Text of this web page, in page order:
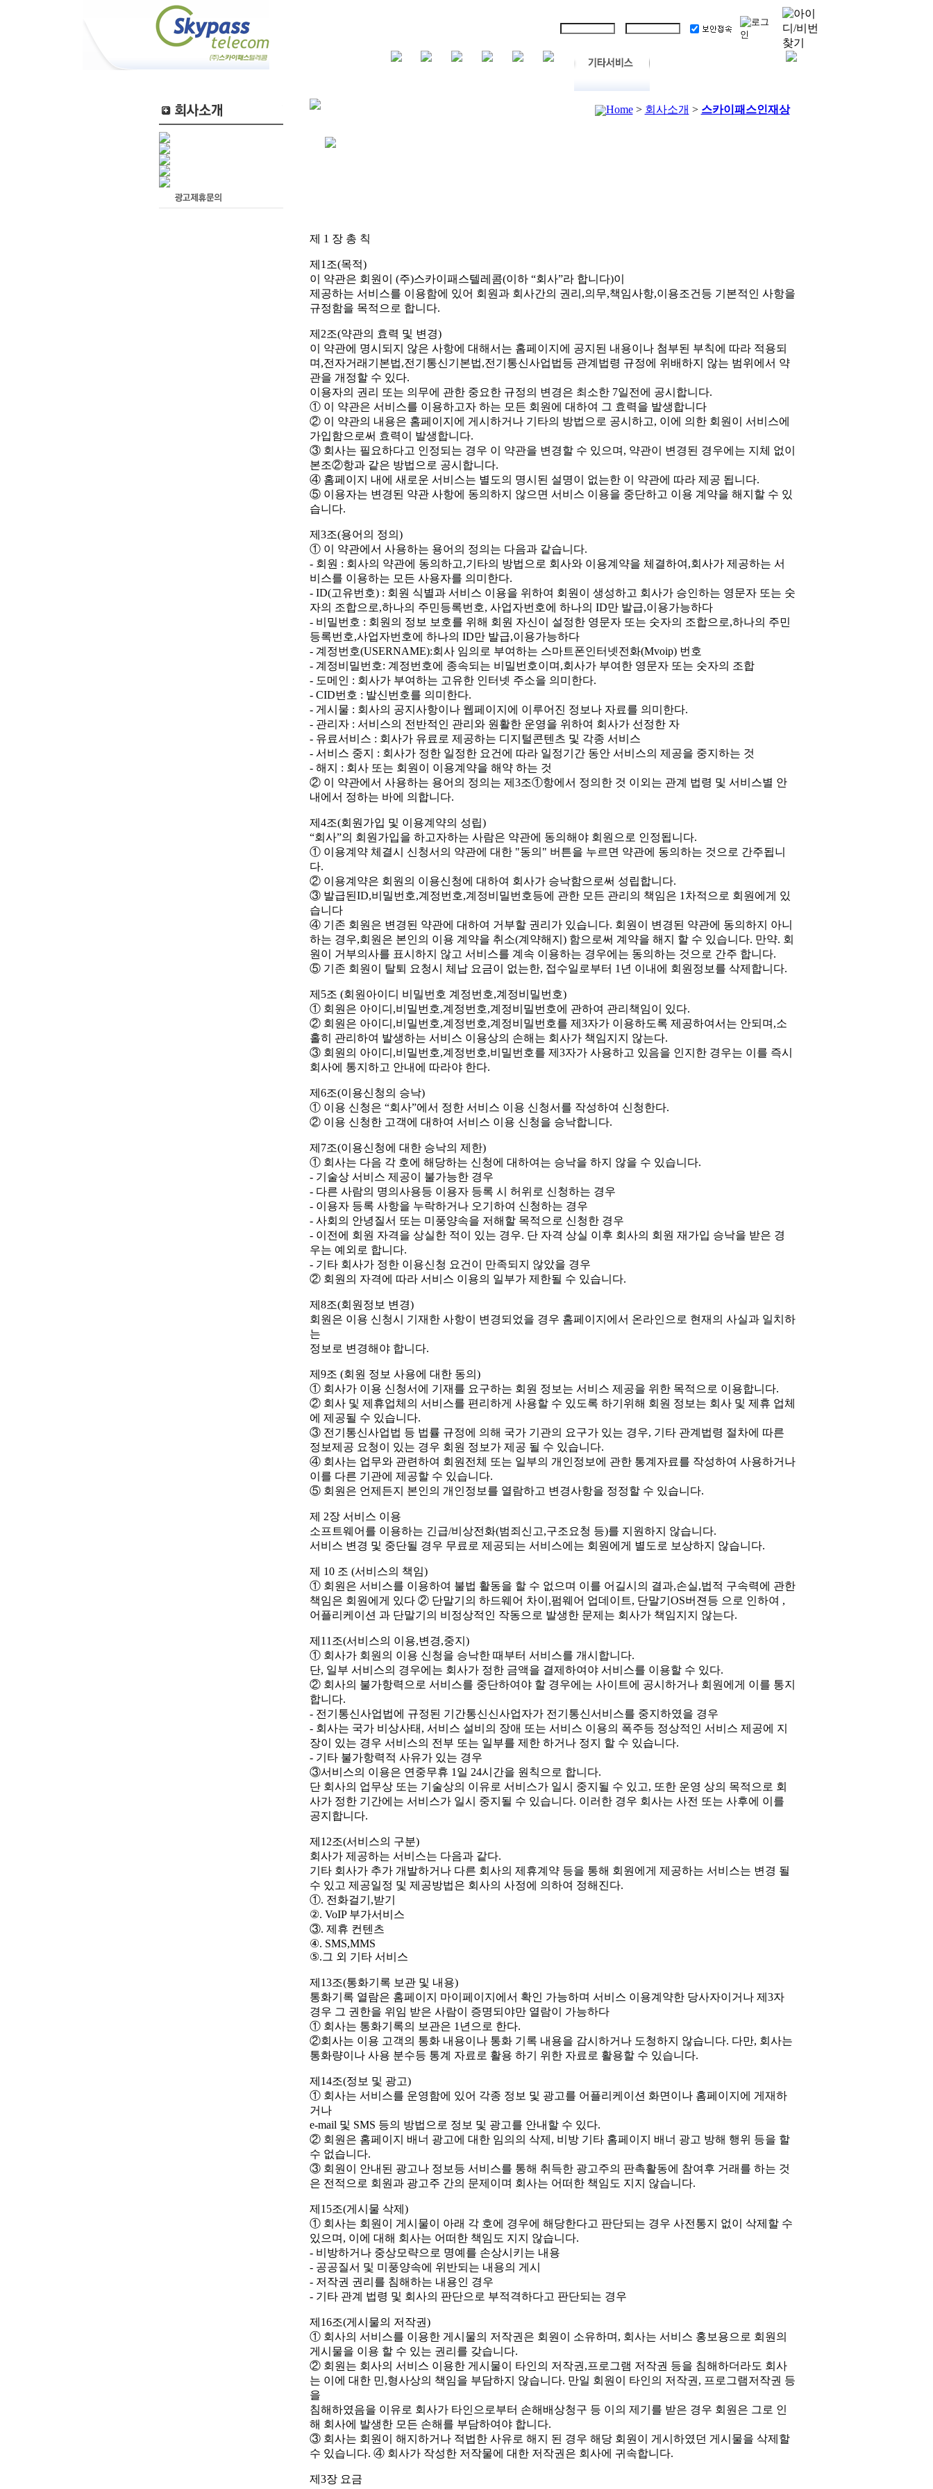
Home> 회사소개 > 스카이패스인재상
제 1 장 총 칙
제1조(목적)
이 약관은 회원이 (주)스카이패스텔레콤(이하 “회사”라 합니다)이
제공하는 서비스를 이용함에 있어 회원과 회사간의 권리,의무,책임사항,이용조건등 기본적인 사항을
규정함을 목적으로 합니다.
제2조(약관의 효력 및 변경)
이 약관에 명시되지 않은 사항에 대해서는 홈페이지에 공지된 내용이나 첨부된 부칙에 따라 적용되
며,전자거래기본법,전기통신기본법,전기통신사업법등 관계법령 규정에 위배하지 않는 범위에서 약
관을 개정할 수 있다.
이용자의 권리 또는 의무에 관한 중요한 규정의 변경은 최소한 7일전에 공시합니다.
① 이 약관은 서비스를 이용하고자 하는 모든 회원에 대하여 그 효력을 발생합니다
② 이 약관의 내용은 홈페이지에 게시하거나 기타의 방법으로 공시하고, 이에 의한 회원이 서비스에
가입함으로써 효력이 발생합니다.
③ 회사는 필요하다고 인정되는 경우 이 약관을 변경할 수 있으며, 약관이 변경된 경우에는 지체 없이
본조②항과 같은 방법으로 공시합니다.
④ 홈페이지 내에 새로운 서비스는 별도의 명시된 설명이 없는한 이 약관에 따라 제공 됩니다.
⑤ 이용자는 변경된 약관 사항에 동의하지 않으면 서비스 이용을 중단하고 이용 계약을 해지할 수 있
습니다.
제3조(용어의 정의)
① 이 약관에서 사용하는 용어의 정의는 다음과 같습니다.
- 회원 : 회사의 약관에 동의하고,기타의 방법으로 회사와 이용계약을 체결하여,회사가 제공하는 서
비스를 이용하는 모든 사용자를 의미한다.
- ID(고유번호) : 회원 식별과 서비스 이용을 위하여 회원이 생성하고 회사가 승인하는 영문자 또는 숫
자의 조합으로,하나의 주민등록번호, 사업자번호에 하나의 ID만 발급,이용가능하다
- 비밀번호 : 회원의 정보 보호를 위해 회원 자신이 설정한 영문자 또는 숫자의 조합으로,하나의 주민
등록번호,사업자번호에 하나의 ID만 발급,이용가능하다
- 계정번호(USERNAME):회사 임의로 부여하는 스마트폰인터넷전화(Mvoip) 번호
- 계정비밀번호: 계정번호에 종속되는 비밀번호이며,회사가 부여한 영문자 또는 숫자의 조합
- 도메인 : 회사가 부여하는 고유한 인터넷 주소을 의미한다.
- CID번호 : 발신번호를 의미한다.
- 게시물 : 회사의 공지사항이나 웹페이지에 이루어진 정보나 자료를 의미한다.
- 관리자 : 서비스의 전반적인 관리와 원활한 운영을 위하여 회사가 선정한 자
- 유료서비스 : 회사가 유료로 제공하는 디지털콘텐츠 및 각종 서비스
- 서비스 중지 : 회사가 정한 일정한 요건에 따라 일정기간 동안 서비스의 제공을 중지하는 것
- 해지 : 회사 또는 회원이 이용계약을 해약 하는 것
② 이 약관에서 사용하는 용어의 정의는 제3조①항에서 정의한 것 이외는 관계 법령 및 서비스별 안
내에서 정하는 바에 의합니다.
제4조(회원가입 및 이용계약의 성립)
“회사”의 회원가입을 하고자하는 사람은 약관에 동의해야 회원으로 인정됩니다.
① 이용계약 체결시 신청서의 약관에 대한 "동의" 버튼을 누르면 약관에 동의하는 것으로 간주됩니
다.
② 이용계약은 회원의 이용신청에 대하여 회사가 승낙함으로써 성립합니다.
③ 발급된ID,비밀번호,계정번호,계정비밀번호등에 관한 모든 관리의 책임은 1차적으로 회원에게 있
습니다
④ 기존 회원은 변경된 약관에 대하여 거부할 권리가 있습니다. 회원이 변경된 약관에 동의하지 아니
하는 경우,회원은 본인의 이용 계약을 취소(계약해지) 함으로써 계약을 해지 할 수 있습니다. 만약. 회
원이 거부의사를 표시하지 않고 서비스를 계속 이용하는 경우에는 동의하는 것으로 간주 합니다.
⑤ 기존 회원이 탈퇴 요청시 체납 요금이 없는한, 접수일로부터 1년 이내에 회원정보를 삭제합니다.
제5조 (회원아이디 비밀번호 계정번호,계정비밀번호)
① 회원은 아이디,비밀번호,계정번호,계정비밀번호에 관하여 관리책임이 있다.
② 회원은 아이디,비밀번호,계정번호,계정비밀번호를 제3자가 이용하도록 제공하여서는 안되며,소
홀히 관리하여 발생하는 서비스 이용상의 손해는 회사가 책임지지 않는다.
③ 회원의 아이디,비밀번호,계정번호,비밀번호를 제3자가 사용하고 있음을 인지한 경우는 이를 즉시
회사에 통지하고 안내에 따라야 한다.
제6조(이용신청의 승낙)
① 이용 신청은 “회사”에서 정한 서비스 이용 신청서를 작성하여 신청한다.
② 이용 신청한 고객에 대하여 서비스 이용 신청을 승낙합니다.
제7조(이용신청에 대한 승낙의 제한)
① 회사는 다음 각 호에 해당하는 신청에 대하여는 승낙을 하지 않을 수 있습니다.
- 기술상 서비스 제공이 불가능한 경우
- 다른 사람의 명의사용등 이용자 등록 시 허위로 신청하는 경우
- 이용자 등록 사항을 누락하거나 오기하여 신청하는 경우
- 사회의 안녕질서 또는 미풍양속을 저해할 목적으로 신청한 경우
- 이전에 회원 자격을 상실한 적이 있는 경우. 단 자격 상실 이후 회사의 회원 재가입 승낙을 받은 경
우는 예외로 합니다.
- 기타 회사가 정한 이용신청 요건이 만족되지 않았을 경우
② 회원의 자격에 따라 서비스 이용의 일부가 제한될 수 있습니다.
제8조(회원정보 변경)
회원은 이용 신청시 기재한 사항이 변경되었을 경우 홈페이지에서 온라인으로 현재의 사실과 일치하
는
정보로 변경해야 합니다.
제9조 (회원 정보 사용에 대한 동의)
① 회사가 이용 신청서에 기재를 요구하는 회원 정보는 서비스 제공을 위한 목적으로 이용합니다.
② 회사 및 제휴업체의 서비스를 편리하게 사용할 수 있도록 하기위해 회원 정보는 회사 및 제휴 업체
에 제공될 수 있습니다.
③ 전기통신사업법 등 법률 규정에 의해 국가 기관의 요구가 있는 경우, 기타 관계법령 절차에 따른
정보제공 요청이 있는 경우 회원 정보가 제공 될 수 있습니다.
④ 회사는 업무와 관련하여 회원전체 또는 일부의 개인정보에 관한 통계자료를 작성하여 사용하거나
이를 다른 기관에 제공할 수 있습니다.
⑤ 회원은 언제든지 본인의 개인정보를 열람하고 변경사항을 정정할 수 있습니다.
제 2장 서비스 이용
소프트웨어를 이용하는 긴급/비상전화(범죄신고,구조요청 등)를 지원하지 않습니다.
서비스 변경 및 중단될 경우 무료로 제공되는 서비스에는 회원에게 별도로 보상하지 않습니다.
제 10 조 (서비스의 책임)
① 회원은 서비스를 이용하여 불법 활동을 할 수 없으며 이를 어길시의 결과,손실,법적 구속력에 관한
책임은 회원에게 있다 ② 단말기의 하드웨어 차이,펌웨어 업데이트, 단말기OS버젼등 으로 인하여 ,
어플리케이션 과 단말기의 비정상적인 작동으로 발생한 문제는 회사가 책임지지 않는다.
제11조(서비스의 이용,변경,중지)
① 회사가 회원의 이용 신청을 승낙한 때부터 서비스를 개시합니다.
단, 일부 서비스의 경우에는 회사가 정한 금액을 결제하여야 서비스를 이용할 수 있다.
② 회사의 불가항력으로 서비스를 중단하여야 할 경우에는 사이트에 공시하거나 회원에게 이를 통지
합니다.
- 전기통신사업법에 규정된 기간통신신사업자가 전기통신서비스를 중지하였을 경우
- 회사는 국가 비상사태, 서비스 설비의 장애 또는 서비스 이용의 폭주등 정상적인 서비스 제공에 지
장이 있는 경우 서비스의 전부 또는 일부를 제한 하거나 정지 할 수 있습니다.
- 기타 불가항력적 사유가 있는 경우
③서비스의 이용은 연중무휴 1일 24시간을 원칙으로 합니다.
단 회사의 업무상 또는 기술상의 이유로 서비스가 일시 중지될 수 있고, 또한 운영 상의 목적으로 회
사가 정한 기간에는 서비스가 일시 중지될 수 있습니다. 이러한 경우 회사는 사전 또는 사후에 이를
공지합니다.
제12조(서비스의 구분)
회사가 제공하는 서비스는 다음과 같다.
기타 회사가 추가 개발하거나 다른 회사의 제휴계약 등을 통해 회원에게 제공하는 서비스는 변경 될
수 있고 제공일정 및 제공방법은 회사의 사정에 의하여 정해진다.
①. 전화걸기,받기
②. VoIP 부가서비스
③. 제휴 컨텐츠
④. SMS,MMS
⑤.그 외 기타 서비스
제13조(통화기록 보관 및 내용)
통화기록 열람은 홈페이지 마이페이지에서 확인 가능하며 서비스 이용계약한 당사자이거나 제3자
경우 그 권한을 위임 받은 사람이 증명되야만 열람이 가능하다
① 회사는 통화기록의 보관은 1년으로 한다.
②회사는 이용 고객의 통화 내용이나 통화 기록 내용을 감시하거나 도청하지 않습니다. 다만, 회사는
통화량이나 사용 분수등 통계 자료로 활용 하기 위한 자료로 활용할 수 있습니다.
제14조(정보 및 광고)
① 회사는 서비스를 운영함에 있어 각종 정보 및 광고를 어플리케이션 화면이나 홈페이지에 게재하
거나
e-mail 및 SMS 등의 방법으로 정보 및 광고를 안내할 수 있다.
② 회원은 홈페이지 배너 광고에 대한 임의의 삭제, 비방 기타 홈페이지 배너 광고 방해 행위 등을 할
수 없습니다.
③ 회원이 안내된 광고나 정보등 서비스를 통해 취득한 광고주의 판촉활동에 참여후 거래를 하는 것
은 전적으로 회원과 광고주 간의 문제이며 회사는 어떠한 책임도 지지 않습니다.
제15조(게시물 삭제)
① 회사는 회원이 게시물이 아래 각 호에 경우에 해당한다고 판단되는 경우 사전통지 없이 삭제할 수
있으며, 이에 대해 회사는 어떠한 책임도 지지 않습니다.
- 비방하거나 중상모략으로 명예를 손상시키는 내용
- 공공질서 및 미풍양속에 위반되는 내용의 게시
- 저작권 권리를 침해하는 내용인 경우
- 기타 관계 법령 및 회사의 판단으로 부적격하다고 판단되는 경우
제16조(게시물의 저작권)
① 회사의 서비스를 이용한 게시물의 저작권은 회원이 소유하며, 회사는 서비스 홍보용으로 회원의
게시물을 이용 할 수 있는 권리를 갖습니다.
② 회원는 회사의 서비스 이용한 게시물이 타인의 저작권,프로그램 저작권 등을 침해하더라도 회사
는 이에 대한 민,형사상의 책임을 부담하지 않습니다. 만일 회원이 타인의 저작권, 프로그램저작권 등
을
침해하였음을 이유로 회사가 타인으로부터 손해배상청구 등 이의 제기를 받은 경우 회원은 그로 인
해 회사에 발생한 모든 손해를 부담하여야 합니다.
③ 회사는 회원이 해지하거나 적법한 사유로 해지 된 경우 해당 회원이 게시하였던 게시물을 삭제할
수 있습니다. ④ 회사가 작성한 저작물에 대한 저작권은 회사에 귀속합니다.
제3장 요금